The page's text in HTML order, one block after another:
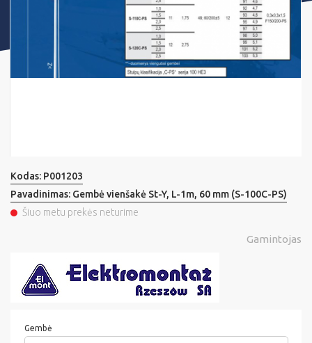
Kodas: P001203
Pavadinimas: Gembė vienšakė St-Y, L-1m, 60 mm (S-100C-PS)
Šiuo metu prekės neturime
Gamintojas
Gembė